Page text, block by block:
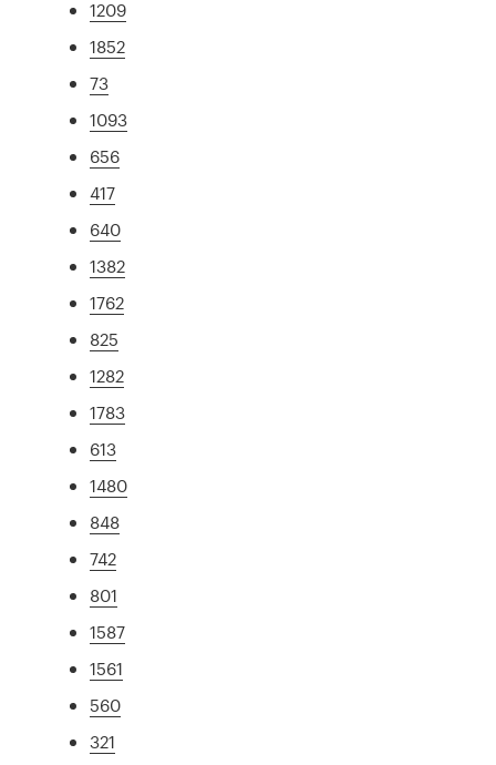
1209
1852
73
1093
656
417
640
1382
1762
825
1282
1783
613
1480
848
742
801
1587
1561
560
321